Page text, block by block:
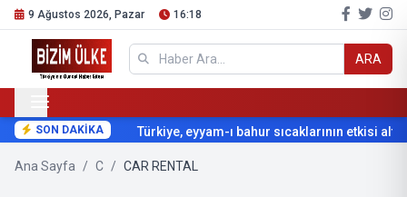
9 Ağustos 2026, Pazar 16:18
ARA
SON DAKİKA Türkiye, eyyam-ı bahur sıcaklarının etkisi
Ana Sayfa / C / CAR RENTAL